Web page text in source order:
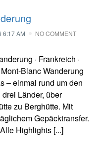
6:17 AM NO COMMENT
· Frankreich ·
Blanc Wanderung
– einmal rund um den
Länder, über
zu Berghütte. Mit
Gepäcktransfer.
Highlights [...]